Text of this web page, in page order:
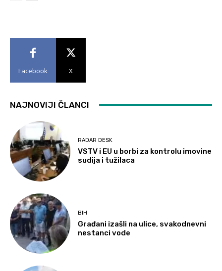
Facebook X
NAJNOVIJI ČLANCI
RADAR DESK
VSTV i EU u borbi za kontrolu imovine
sudija i tužilaca
BIH
Građani izašli na ulice, svakodnevni
nestanci vode